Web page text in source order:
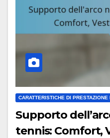
CARATTERISTICHE DI
Supporto
tennis: Comfort,